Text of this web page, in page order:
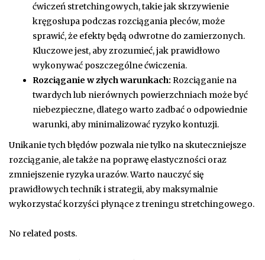
ćwiczeń stretchingowych, takie jak skrzywienie
kręgosłupa podczas rozciągania pleców, może
sprawić, że efekty będą odwrotne do zamierzonych.
Kluczowe jest, aby zrozumieć, jak prawidłowo
wykonywać poszczególne ćwiczenia.
Rozciąganie w złych warunkach: Rozciąganie na
twardych lub nierównych powierzchniach może być
niebezpieczne, dlatego warto zadbać o odpowiednie
warunki, aby minimalizować ryzyko kontuzji.
Unikanie tych błędów pozwala nie tylko na skuteczniejsze
rozciąganie, ale także na poprawę elastyczności oraz
zmniejszenie ryzyka urazów. Warto nauczyć się
prawidłowych technik i strategii, aby maksymalnie
wykorzystać korzyści płynące z treningu stretchingowego.
No related posts.